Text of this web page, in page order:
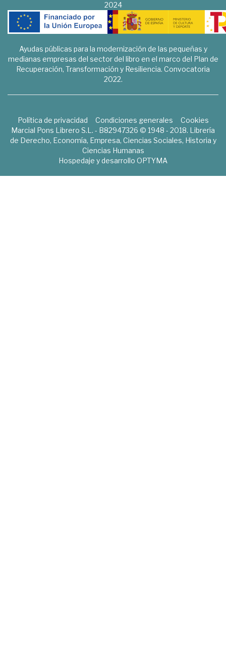
2024
Ayudas públicas para la modernización de las pequeñas y
medianas empresas del sector del libro en el marco del Plan de
Recuperación, Transformación y Resiliencia. Convocatoria
2022.
Política de privacidad Condiciones generales
Cookies
Marcial Pons Librero S.L. - B82947326 © 1948 - 2018. Librería
de Derecho, Economía, Empresa, Ciencias Sociales, Historia y
Ciencias Humanas
Hospedaje y desarrollo OPTYMA